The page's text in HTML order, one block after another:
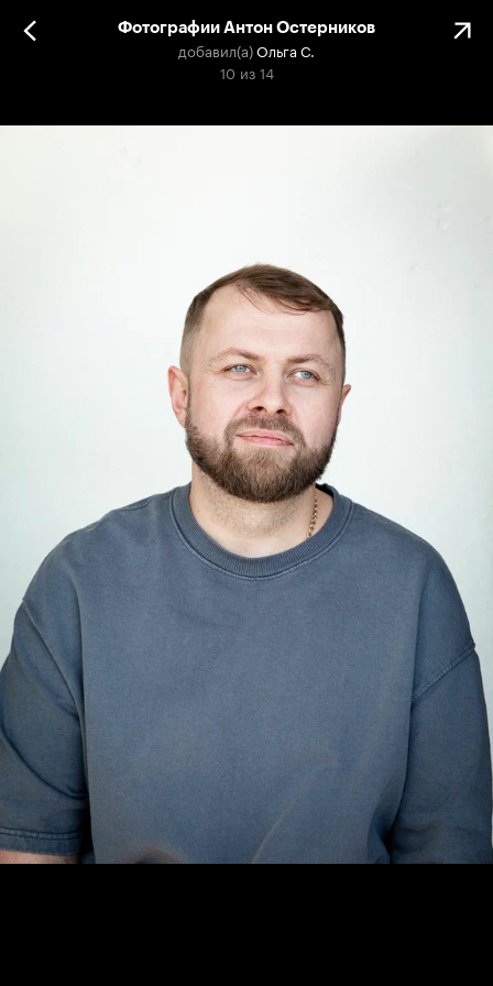
Фотографии Антон Остерников
добавил(а)Ольга С.
10 из 14